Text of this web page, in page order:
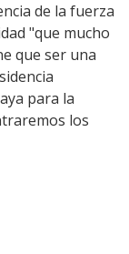
de la fuerza
"que mucho
que ser una
para la
los